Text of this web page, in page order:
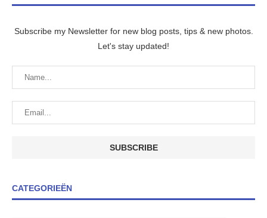
Subscribe my Newsletter for new blog posts, tips & new photos.
Let's stay updated!
CATEGORIEËN